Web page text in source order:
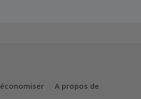
A propos de